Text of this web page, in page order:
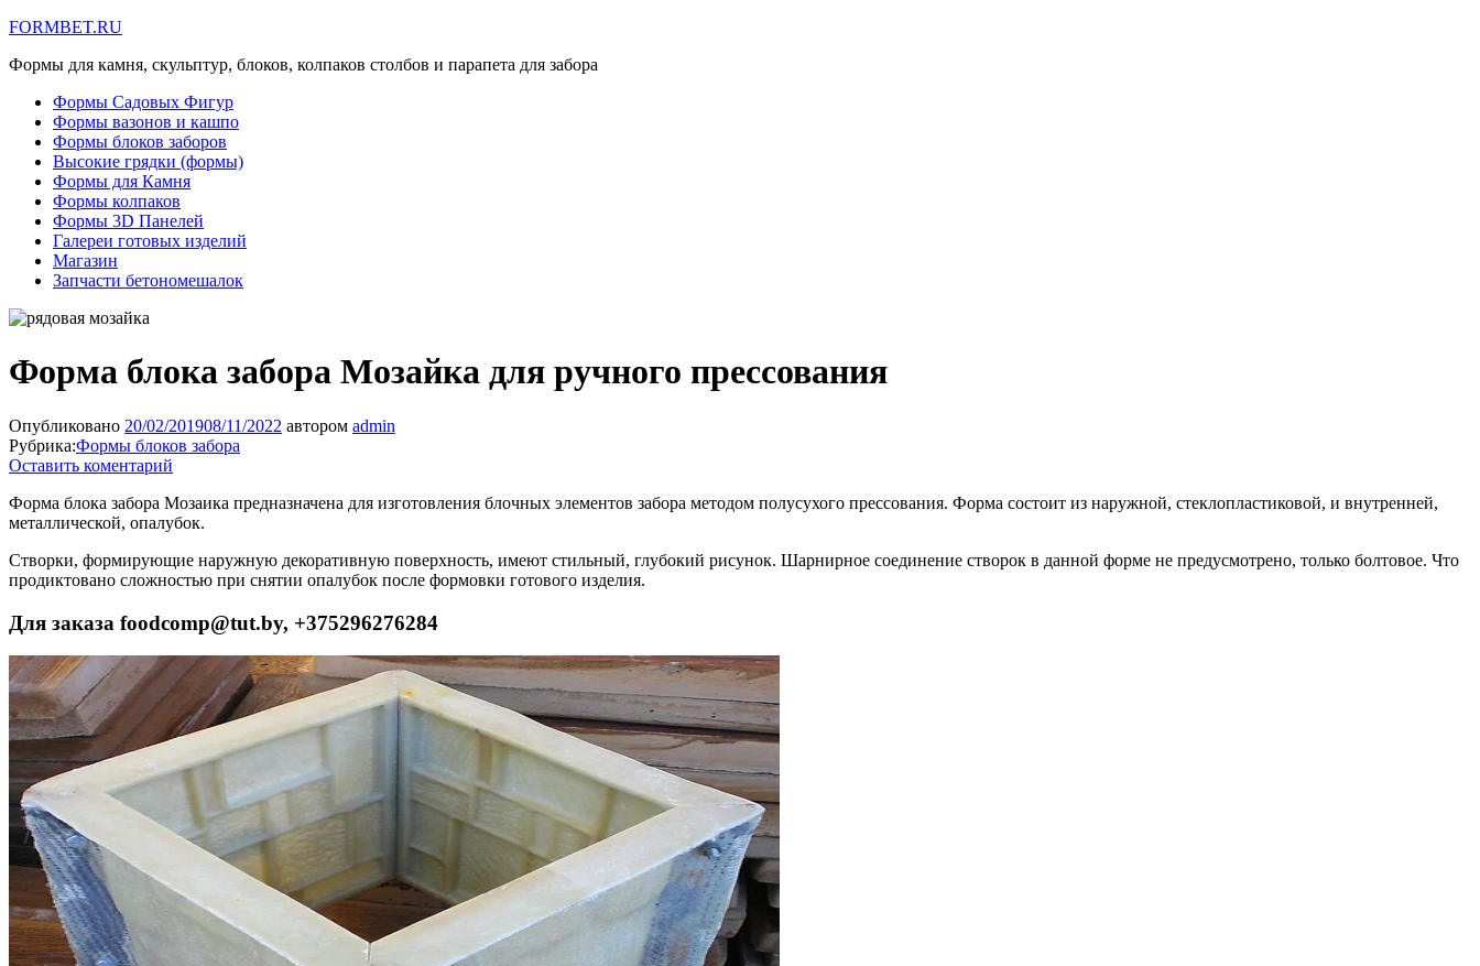
FORMBET.RU
Формы для камня, скульптур, блоков, колпаков столбов и парапета для забора
Формы Садовых Фигур
Формы вазонов и кашпо
Формы блоков заборов
Высокие грядки (формы)
Формы для Камня
Формы колпаков
Формы 3D Панелей
Галереи готовых изделий
Магазин
Запчасти бетономешалок
Форма блока забора Мозайка для ручного прессования
Опубликовано 20/02/201908/11/2022 автором admin
Рубрика:Формы блоков забора
Оставить коментарий
Форма блока забора Мозаика предназначена для изготовления блочных элементов забора методом полусухого прессования. Форма состоит из наружной, стеклопластиковой, и внутренней,
металлической, опалубок.
Створки, формирующие наружную декоративную поверхность, имеют стильный, глубокий рисунок. Шарнирное соединение створок в данной форме не предусмотрено, только болтовое. Что
продиктовано сложностью при снятии опалубок после формовки готового изделия.
Для заказа foodcomp@tut.by, +375296276284